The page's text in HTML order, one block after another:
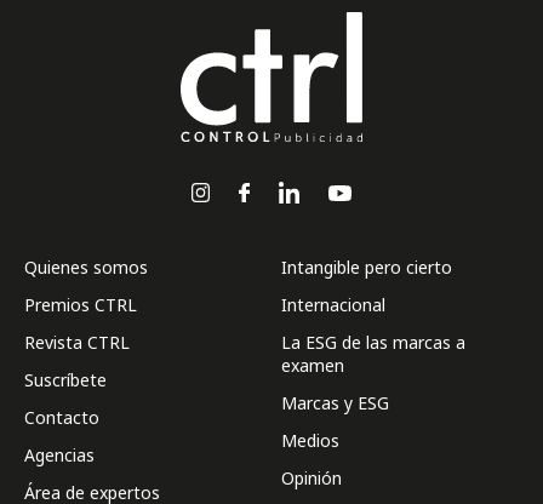
Quienes somos
Premios CTRL
Revista CTRL
Suscríbete
Contacto
Agencias
Área de expertos
Intangible pero cierto
Internacional
La ESG de las marcas a
examen
Marcas y ESG
Medios
Opinión